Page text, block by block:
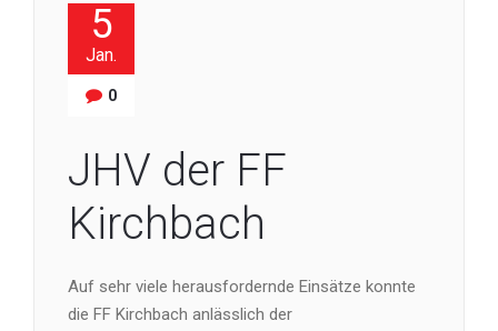
5
Jan.
0
JHV der FF
Kirchbach
Auf sehr viele herausfordernde Einsätze konnte
die FF Kirchbach anlässlich der